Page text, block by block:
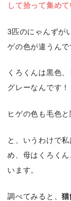
して拾って集めて
3匹のにゃんずが
ゲの色が違うんで
くろくんは黒色
グレーなんです！
ヒゲの色も毛色
と、いうわけで
め、母はくろく
います。
調べてみると、猫